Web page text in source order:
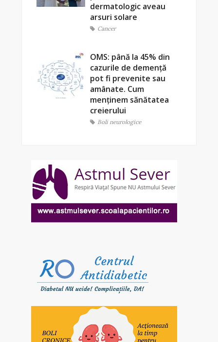
dermatologic aveau
arsuri solare
Cancer
OMS: până la 45% din
cazurile de demență
pot fi prevenite sau
amânate. Cum
menținem sănătatea
creierului
Boli neurologice